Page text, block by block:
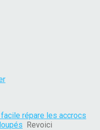
répare les accrocs
Revoici